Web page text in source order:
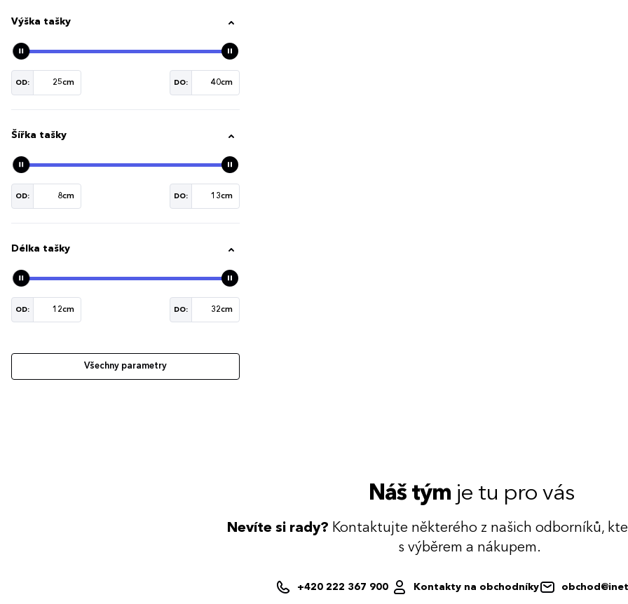
Výška tašky
OD: DO:
Šířka tašky
OD: DO:
Délka tašky
OD: DO:
Všechny parametry
Náš tým je tu pro vás
Nevíte si rady? Kontaktujte některého z našich odborníků,
s výběrem a nákupem.
+420 222 367 900 Kontakty na obchodníky